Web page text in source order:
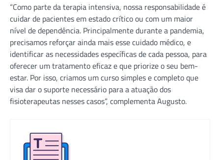
“Como parte da terapia intensiva, nossa responsabilidade é
cuidar de pacientes em estado crítico ou com um maior
nível de dependência. Principalmente durante a pandemia,
precisamos reforçar ainda mais esse cuidado médico, e
identificar as necessidades específicas de cada pessoa, para
oferecer um tratamento eficaz e que priorize o seu bem-
estar. Por isso, criamos um curso simples e completo que
visa dar o suporte necessário para a atuação dos
fisioterapeutas nesses casos”, complementa Augusto.